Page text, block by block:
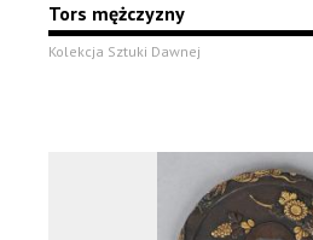
Tors mężczyzny
Kolekcja Sztuki Dawnej